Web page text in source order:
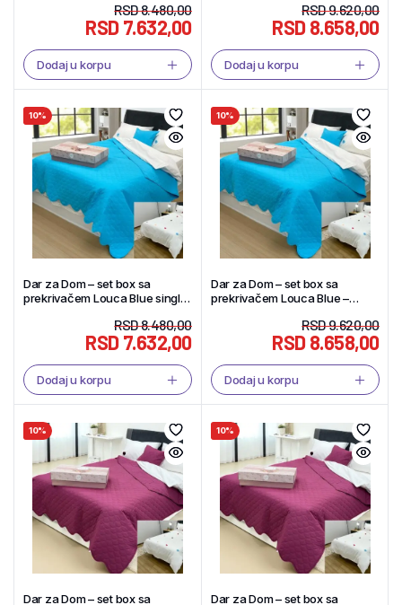
RSD8.480,00
RSD7.632,00
Dodaj u korpu
RSD9.620,00
RSD8.658,00
Dodaj u korpu
10%
Dar za Dom – set box sa
prekrivačem Louca Blue singl –
RSD8.480,00
RSD7.632,00
Dodaj u korpu
10%
Dar za Dom – set box sa
prekrivačem Louca Blue –
RSD9.620,00
RSD8.658,00
Dodaj u korpu
10%
Dar za Dom – set box sa
10%
Dar za Dom – set box sa